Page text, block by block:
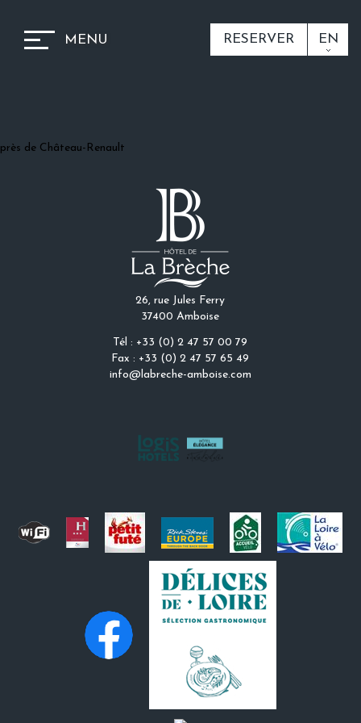
MENU RESERVER EN
près de Château-Renault
26, rue Jules Ferry
37400 Amboise
Tél : +33 (0) 2 47 57 00 79
Fax : +33 (0) 2 47 57 65 49
info@labreche-amboise.com